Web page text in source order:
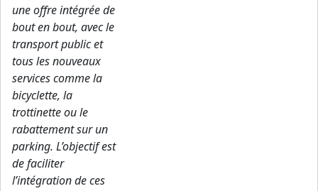
une offre intégrée de
bout en bout, avec le
transport public et
tous les nouveaux
services comme la
bicyclette, la
trottinette ou le
rabattement sur un
parking. L’objectif est
de faciliter
l’intégration de ces